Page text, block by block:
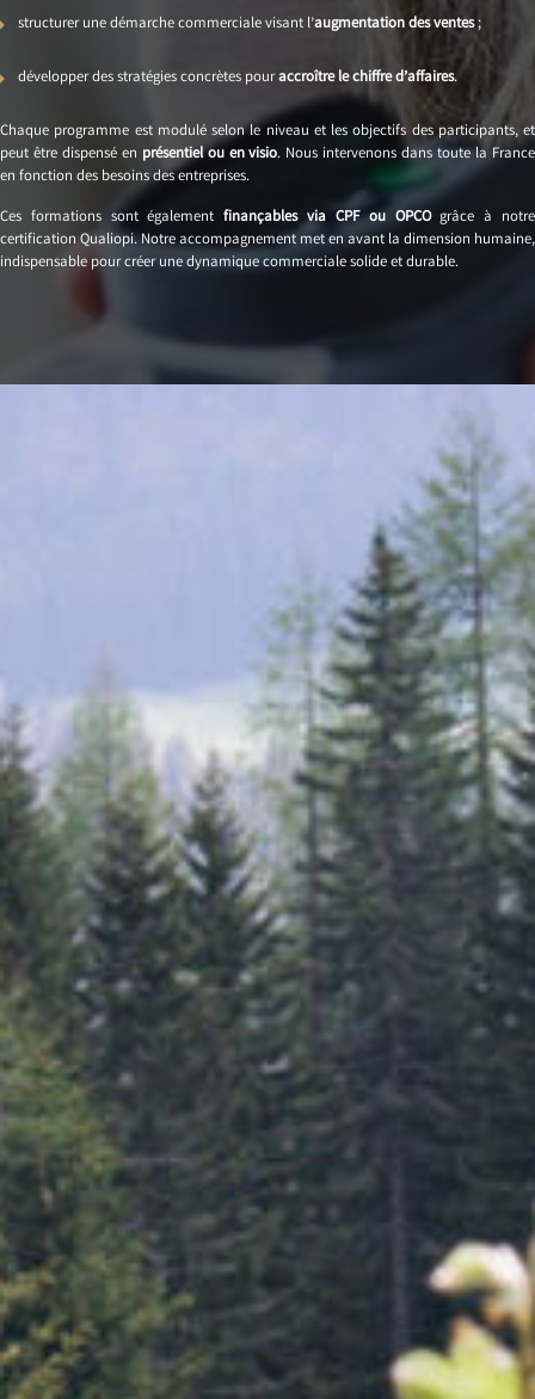
structurer une démarche commerciale visant l’augmentation des ventes;
développer des stratégies concrètes pouraccroître le chiffre d’affaires.
Chaque programme est modulé selon le niveau et les objectifs des participants, et
peut être dispensé en présentiel ou en visio. Nous intervenons dans toute la France
en fonction des besoins des entreprises.
Ces formations sont égalementfinançables via CPF ou OPCOgrâce à notre
certification Qualiopi. Notre accompagnement met en avant la dimension humaine,
indispensable pour créer une dynamique commerciale solide et durable.